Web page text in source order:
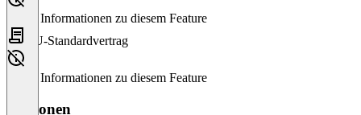
Keine Informationen zu diesem Feature
EU-Standardvertrag
Keine Informationen zu diesem Feature
Versionen